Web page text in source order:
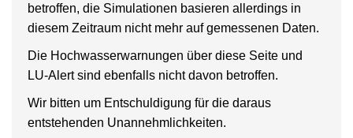
betroffen, die Simulationen basieren allerdings in
diesem Zeitraum nicht mehr auf gemessenen Daten.
Die Hochwasserwarnungen über diese Seite und
LU-Alert sind ebenfalls nicht davon betroffen.
Wir bitten um Entschuldigung für die daraus
entstehenden Unannehmlichkeiten.